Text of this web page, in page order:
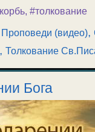
, #толкование
Проповеди (видео),
, Толкование
Бога